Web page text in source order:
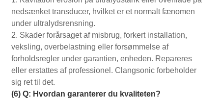
nedsænket transducer, hvilket er et normalt fænomen
under ultralydsrensning.
2. Skader forårsaget af misbrug, forkert installation,
veksling, overbelastning eller forsømmelse af
forholdsregler under garantien, enheden. Repareres
eller erstattes af professionel. Clangsonic forbeholder
sig ret til det.
(6) Q: Hvordan garanterer du kvaliteten?